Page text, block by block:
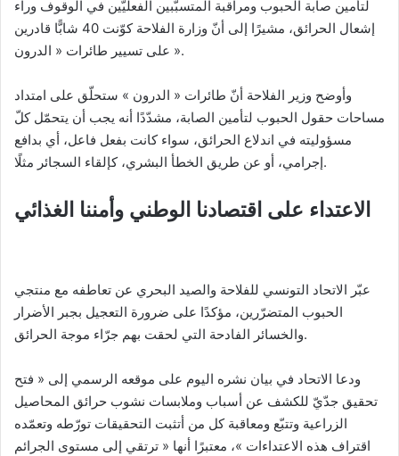
لتأمين صابة الحبوب ومراقبة المتسبّبين الفعليّين في الوقوف وراء
إشعال الحرائق، مشيرًا إلى أنّ وزارة الفلاحة كوّنت 40 شابًّا قادرين
على تسيير طائرات « الدرون ».
وأوضح وزير الفلاحة أنّ طائرات « الدرون » ستحلّق على امتداد
مساحات حقول الحبوب لتأمين الصابة، مشدّدًا أنه يجب أن يتحمّل كلّ
مسؤوليته في اندلاع الحرائق، سواء كانت بفعل فاعل، أي بدافع
إجرامي، أو عن طريق الخطأ البشري، كإلقاء السجائر مثلًا.
الاعتداء على اقتصادنا الوطني وأمننا الغذائي
عبّر الاتحاد التونسي للفلاحة والصيد البحري عن تعاطفه مع منتجي
الحبوب المتضرّرين، مؤكدًا على ضرورة التعجيل بجبر الأضرار
والخسائر الفادحة التي لحقت بهم جرّاء موجة الحرائق.
ودعا الاتحاد في بيان نشره اليوم على موقعه الرسمي إلى « فتح
تحقيق جدّيّ للكشف عن أسباب وملابسات نشوب حرائق المحاصيل
الزراعية وتتبّع ومعاقبة كل من أتثبت التحقيقات تورّطه وتعمّده
اقتراف هذه الاعتداءات »، معتبرًا أنها « ترتقي إلى مستوى الجرائم